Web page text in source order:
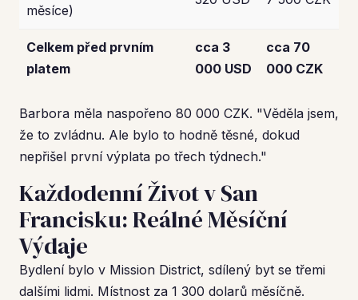
měsíce)
Celkem před prvním
platem
cca 3
000 USD
cca 70
000 CZK
Barbora měla naspořeno 80 000 CZK. "Věděla jsem,
že to zvládnu. Ale bylo to hodně těsné, dokud
nepřišel první výplata po třech týdnech."
Každodenní Život v San
Francisku: Reálné Měsíční
Výdaje
Bydlení bylo v Mission District, sdílený byt se třemi
dalšími lidmi. Místnost za 1 300 dolarů měsíčně.